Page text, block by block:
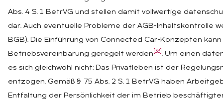
Abs. 4 S. 1 BetrVG und stellen damit vollwertige
dar. Auch eventuelle Probleme der AGB-Inhaltskontrolle
BGB). Die Einführung von Connected Car-Konzepten
Betriebsvereinbarung geregelt werden [33] . Um einen
es sich gleichwohl nicht: Das Privatleben ist der
entzogen. Gemäß § 75 Abs. 2 S. 1 BetrVG haben
Entfaltung der Persönlichkeit der im Betrieb